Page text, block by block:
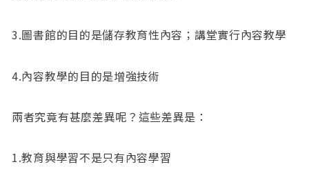
3.圖書館的目的是儲存教育性內容；講堂實行內容教學
4.內容教學的目的是增強技術
兩者究竟有甚麼差異呢？這些差異是：
1.教育與學習不是只有內容學習